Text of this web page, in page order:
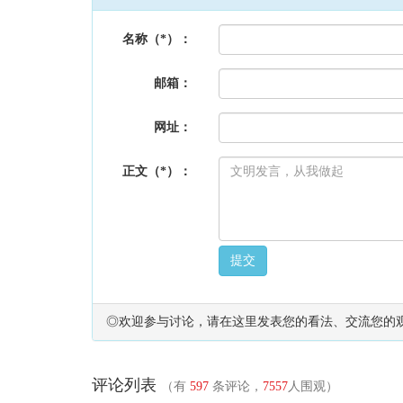
名称（*）：
邮箱：
网址：
正文（*）：
提交
◎欢迎参与讨论，请在这里发表您的看法、交流您的
评论列表 （有 597 条评论， 7557 人围观）